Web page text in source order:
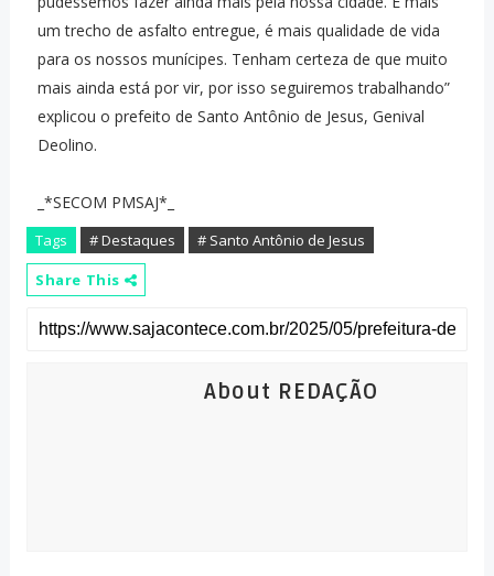
um trecho de asfalto entregue, é mais qualidade de vida
para os nossos munícipes. Tenham certeza de que muito
mais ainda está por vir, por isso seguiremos trabalhando”
explicou o prefeito de Santo Antônio de Jesus, Genival
Deolino.
_*SECOM PMSAJ*_
Tags # Destaques
# Santo Antônio de Jesus
Share This
About REDAÇÃO